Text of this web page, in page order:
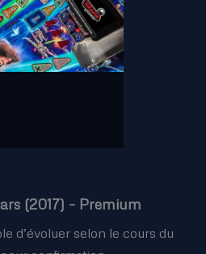
(2017) – Premium
d’évoluer selon le cours du